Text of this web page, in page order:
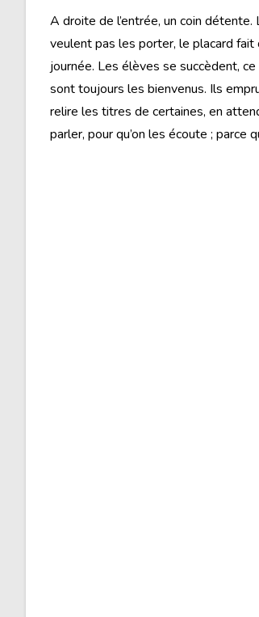
A droite de l’entrée, un coin
veulent pas les porter, le placard
journée. Les élèves se succèdent,
sont toujours les bienvenus. Ils
relire les titres de certaines, en
parler, pour qu’on les écoute ; parce